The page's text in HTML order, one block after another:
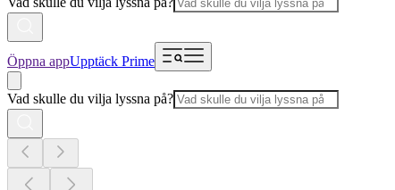
Öppna appUpptäck Prime
Vad skulle du vilja lyssna på?